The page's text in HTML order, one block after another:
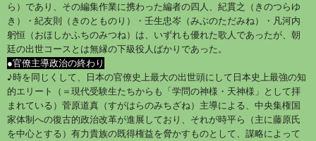
ら）であり、その編集作業に携わった編者の四人、紀貫之（きのつらゆ
き）・紀友則（きのとものり）・壬生忠岑（みぶのただみね）・凡河内
躬恒（おほしかふちのみつね）は、いずれも優れた歌人であったが、朝
廷の出世コースとは無縁の下級役人ばかりであった。
●官僚主導政治の終わり
♪時を同じくして、日本の官僚史上最大の出世頭にして日本史上最強の知
的エリート（＝現代受験生たちからも「学問の神様・天神様」として拝
まれている）菅原道真（すがはらのみちざね）主導による、中央集権国
家体制への復古的政治改革が進展しており、それが時平ら（主に藤原氏
を中心とする）有力貴族の既得権益を脅かすものとして、謀略によって